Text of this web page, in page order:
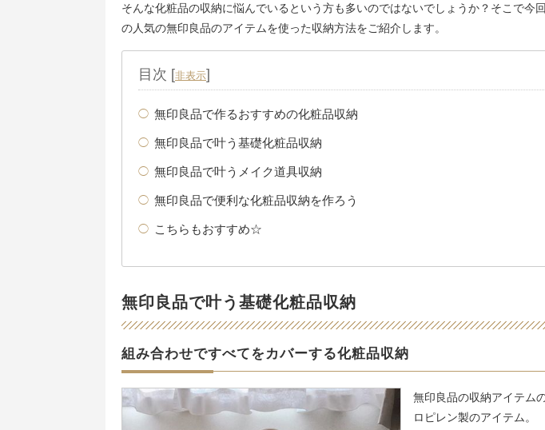
そんな化粧品の収納に悩んでいるという方も多いのではないでしょうか？そこで今
の人気の無印良品のアイテムを使った収納方法をご紹介します。
目次 [非表示]
無印良品で作るおすすめの化粧品収納
無印良品で叶う基礎化粧品収納
無印良品で叶うメイク道具収納
無印良品で便利な化粧品収納を作ろう
こちらもおすすめ☆
無印良品で叶う基礎化粧品収納
組み合わせですべてをカバーする化粧品収納
無印良品の収納アイテム
ロピレン製のアイテム。